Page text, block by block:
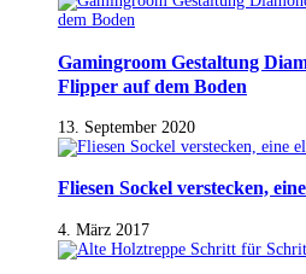
Gamingroom Gestaltung
Flipper auf dem Boden
13. September 2020
Fliesen Sockel verstecken,
4. März 2017